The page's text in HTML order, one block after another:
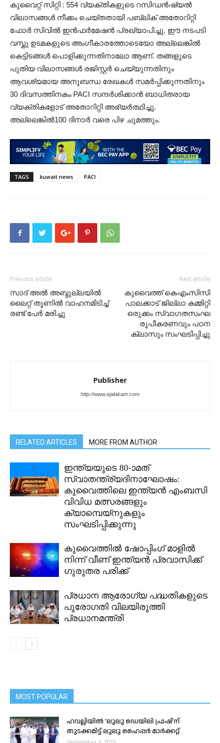
കുവൈറ്റ്‌ സിറ്റി : 554 വ്യക്തികളുടെ റസിഡൻഷ്യൽ
വിലാസങ്ങൾ നീക്കം ചെയ്തതായി പബ്ലിക് അതോറിറ്റി
ഫോർ സിവിൽ ഇൻഫർമേഷൻ പ്രഖ്യാപിച്ചു. ഈ നടപടി
വസ്തു ഉടമകളുടെ അംഗീകാരത്തോടെയോ അല്ലെങ്കിൽ
കെട്ടിടങ്ങൾ പൊളിക്കുന്നതിനാലോ ആണ്. തങ്ങളുടെ
പുതിയ വിലാസങ്ങൾ രജിസ്റ്റർ ചെയ്യുന്നതിനും
ആവശ്യമായ അനുബന്ധ രേഖകൾ സമർപ്പിക്കുന്നതിനും
30 ദിവസത്തിനകം PACI സന്ദർശിക്കാൻ ബാധിതരായ
വ്യക്തികളോട് അതോറിറ്റി അഭ്യർത്ഥിച്ചു.
അല്ലെങ്കിൽ100 ദിനാർ വരെ പിഴ ചുമത്തും.
TAGS kuwait news PACI
Previous article
സാദ് അൽ അബ്ദുല്ലയിൽ
ലൈറ്റ് തൂണിൽ വാഹനമിടിച്ച്
രണ്ട് പേർ മരിച്ചു
Next article
കുവൈത്ത് കെഎംസിസി
പാലക്കാട് ജില്ലാ കമ്മിറ്റി
ഒരുക്കം സ്വാഗതസംഘ
രൂപീകരണവും പഠന
ക്ലാസും സംഘടിപ്പിച്ചു
Publisher
http://www.ejalakam.com
RELATED ARTICLES MORE FROM AUTHOR
ഇന്ത്യയുടെ 80-ാമത്
സ്വാതന്ത്ര്യദിനാഘോഷം:
കുവൈത്തിലെ ഇന്ത്യൻ എംബസി
വിവിധ മത്സരങ്ങളും
ക്യാമ്പെയ്‌നുകളും
സംഘടിപ്പിക്കുന്നു
കുവൈത്തിൽ ഷോപ്പിംഗ് മാളിൽ
നിന്ന് വീണ് ഇന്ത്യൻ പ്രവാസിക്ക്
ഗുരുതര പരിക്ക്
പ്രധാന ആരോഗ്യ പദ്ധതികളുടെ
പുരോഗതി വിലയിരുത്തി
പ്രധാനമന്ത്രി
MOST POPULAR
ഹവല്ലിയിൽ ‘ലുലു ഡെയിലി ഫ്രഷ്’ന്
തുടക്കമിട്ട് ലുലു ഹൈപ്പർ മാർക്കറ്റ്